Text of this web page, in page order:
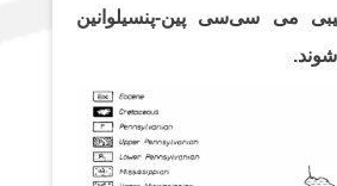
پین-پنسیلوانین